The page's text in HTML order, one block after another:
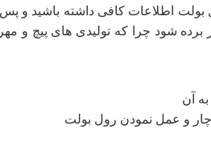
بولت اطلاعات کافی داشته باشید
شود چرا که تولیدی های پیچ و
آن
و عمل نمودن رول بولت